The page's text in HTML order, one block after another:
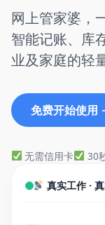
网上管家婆，
智能记账、库
业及家庭的轻
免费开始使用
无需信用卡 30
真实工作 ·